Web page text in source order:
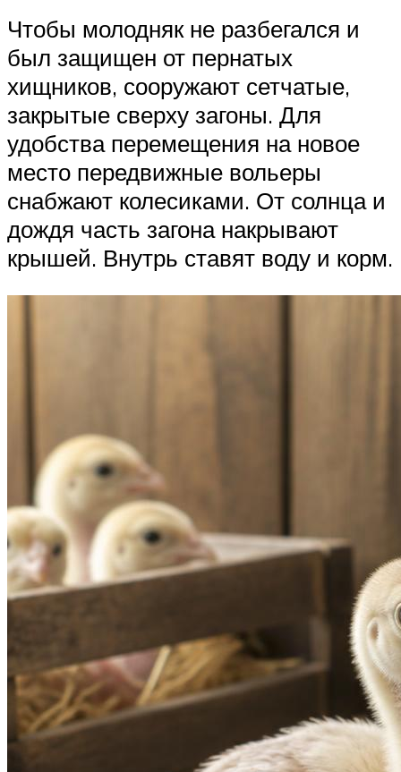
Чтобы молодняк не разбегался и
был защищен от пернатых
хищников, сооружают сетчатые,
закрытые сверху загоны. Для
удобства перемещения на новое
место передвижные вольеры
снабжают колесиками. От солнца и
дождя часть загона накрывают
крышей. Внутрь ставят воду и корм.